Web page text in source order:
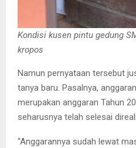
Kondisi kusen pintu gedung
kropos
Namun pernyataan tersebut
tanya baru. Pasalnya,
merupakan anggaran Tahun
seharusnya telah selesai
“Anggarannya sudah lewat